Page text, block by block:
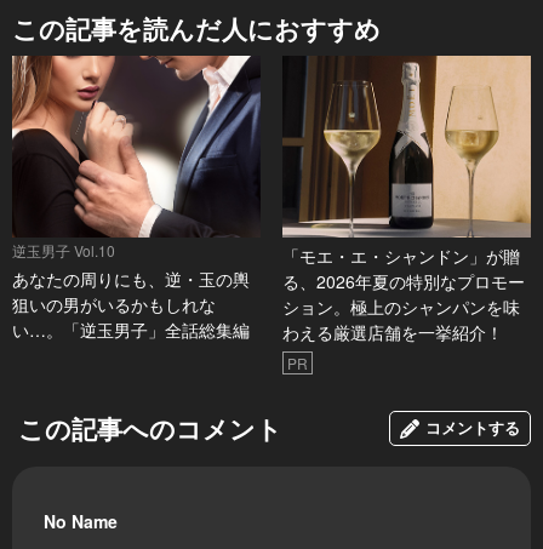
この記事を読んだ人におすすめ
逆玉男子 Vol.10
あなたの周りにも、逆・玉の輿
狙いの男がいるかもしれな
い…。「逆玉男子」全話総集編
「モエ・エ・シャンドン」が贈
る、2026年夏の特別なプロモー
ション。極上のシャンパンを味
わえる厳選店舗を一挙紹介！
PR
この記事へのコメント コメントする
No Name